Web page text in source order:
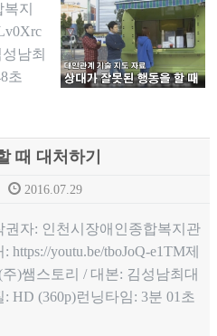
지
남최
초
때 대처하기
2016.07.29
권자: 인천시장애인종합복지관
: https://youtu.be/tboJoQ-e1TM제
주)쌤스토리 / 대본: 김성남최대
: HD (360p)런닝타임: 3분 01초